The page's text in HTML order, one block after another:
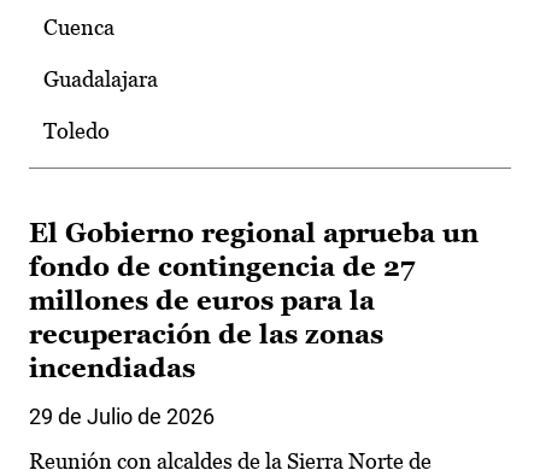
Cuenca
Guadalajara
Toledo
El Gobierno regional aprueba un
fondo de contingencia de 27
millones de euros para la
recuperación de las zonas
incendiadas
29 de Julio de 2026
Reunión con alcaldes de la Sierra Norte de